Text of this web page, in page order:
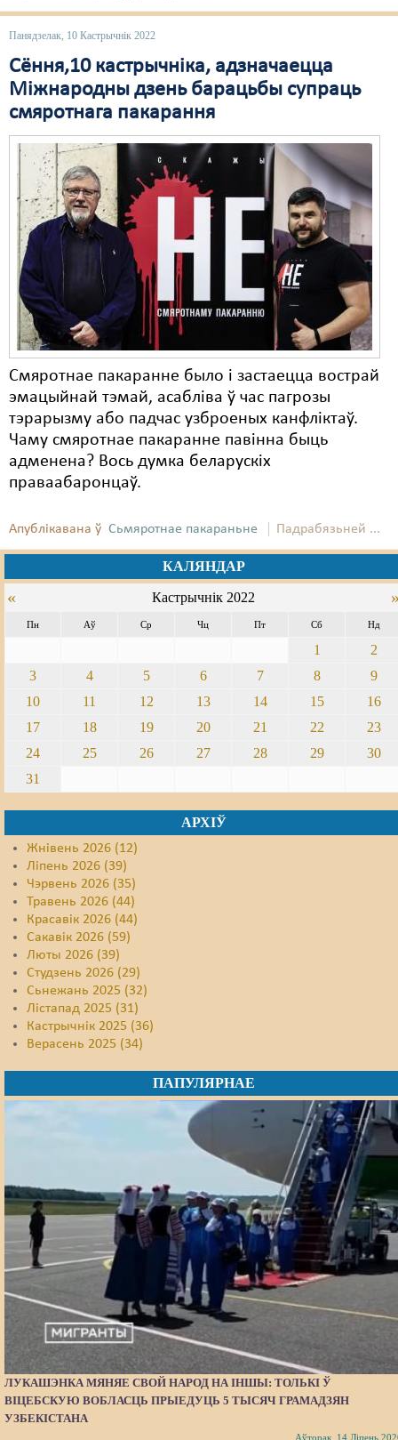
Панядзелак, 10 Кастрычнік 2022
Сёння,10 кастрычніка, адзначаецца
Міжнародны дзень барацьбы супраць
смяротнага пакарання
Смяротнае пакаранне было і застаецца вострай
эмацыйнай тэмай, асабліва ў час пагрозы
тэрарызму або падчас узброеных канфліктаў.
Чаму смяротнае пакаранне павінна быць
адменена? Вось думка беларускіх
праваабаронцаў.
Апублікавана ў Сьмяротнае пакараньне Падрабязьней ...
КАЛЯНДАР
« Кастрычнік 2022
Пн Аў Ср Чц Пт Сб Нд
1
2
3
4 5 6 7 8
9
10
11 12 13 14 15
16
17
18 19 20 21 22
23
24
25 26 27 28 29
30
31
АРХІЎ
Жнівень 2026 (12)
Ліпень 2026 (39)
Чэрвень 2026 (35)
Травень 2026 (44)
Красавік 2026 (44)
Сакавік 2026 (59)
Люты 2026 (39)
Студзень 2026 (29)
Сьнежань 2025 (32)
Лістапад 2025 (31)
Кастрычнік 2025 (36)
Верасень 2025 (34)
ПАПУЛЯРНАЕ
ЛУКАШЭНКА МЯНЯЕ СВОЙ НАРОД НА ІНШЫ: ТОЛЬКІ Ў
ВІЦЕБСКУЮ ВОБЛАСЦЬ ПРЫЕДУЦЬ 5 ТЫСЯЧ ГРАМАДЗЯН
УЗБЕКІСТАНА
Аўторак, 14 Ліпень